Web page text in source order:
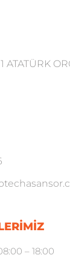
ATATÜRK
– 18:00